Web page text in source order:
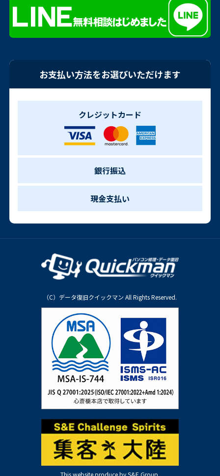
お支払い方法をお選びいただけます
クレジットカード
銀行振込
現金支払い
（C）データ復旧クイックマン All Rights Reserved.